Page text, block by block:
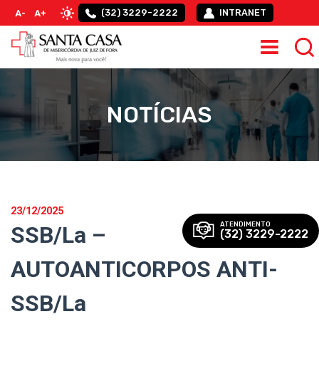
ATENDIMENTO
(32) 3229-2222
A- A+ (32) 3229-2222 INTRANET
NOTÍCIAS
23/12/2025
SSB/La –
AUTOANTICORPOS ANTI-
SSB/La